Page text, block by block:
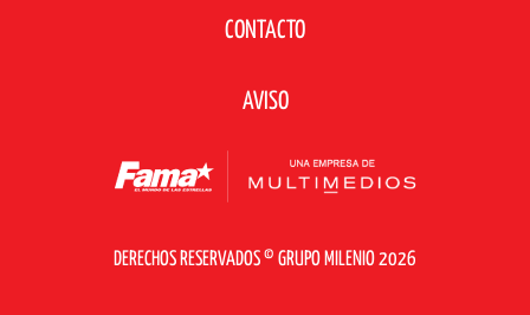
CONTACTO
AVISO
DERECHOS RESERVADOS © GRUPO MILENIO 2026